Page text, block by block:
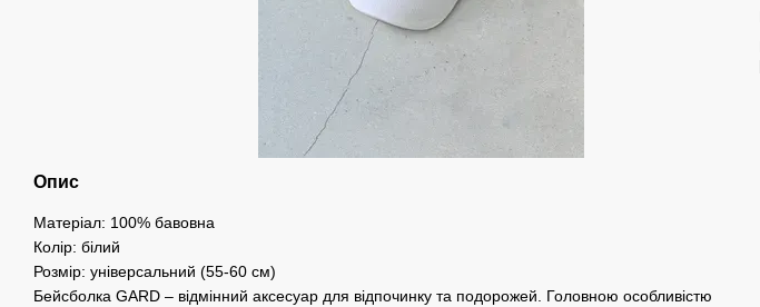
Опис
Матеріал: 100% бавовна
Колір: білий
Розмір: універсальний (55-60 см)
Бейсболка GARD – відмінний аксесуар для відпочинку та подорожей. Головною особливістю